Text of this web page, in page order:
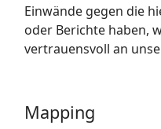
Einwände gegen die
oder Berichte haben,
vertrauensvoll an
Mapping